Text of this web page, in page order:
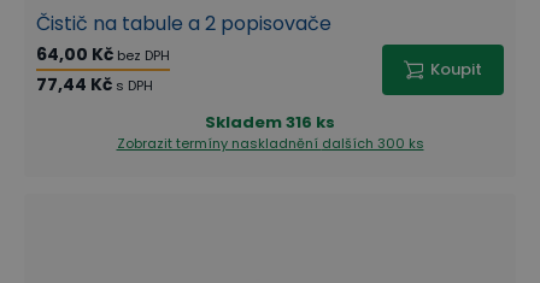
Čistič na tabule a 2 popisovače
64,00 Kč bez DPH
77,44 Kč s DPH
Koupit
Skladem316 ks
Zobrazit termíny naskladnění dalších 300 ks